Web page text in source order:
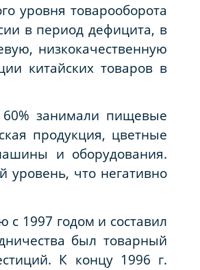
уровня товарооборота
в период дефицита, в
низкокачественную
китайских товаров в
занимали пищевые
продукция, цветные
и оборудования.
уровень, что негативно
1997 годом и составил
был товарный
К концу 1996 г.